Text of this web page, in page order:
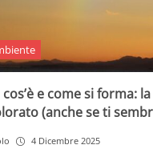
e come si forma:
(anche se ti
4 Dicembre 2025